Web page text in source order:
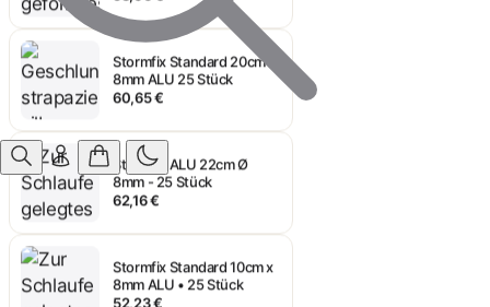
Stormfix Standard 20cm x
8mm ALU 25 Stück
60,65 €
Stormfix ALU 22cm Ø
8mm - 25 Stück
62,16 €
8mm ALU • 25 Stück
52,23 €